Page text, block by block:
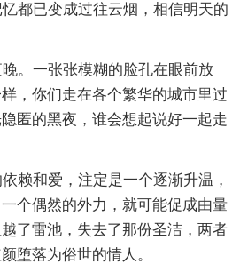
都已变成过往云烟，相信明天的
。一张张模糊的脸孔在眼前放
，你们走在各个繁华的城市里过
匿的黑夜，谁会想起说好一起走
赖和爱，注定是一个逐渐升温，
个偶然的外力，就可能促成由量
了雷池，失去了那份圣洁，两者
堕落为俗世的情人。